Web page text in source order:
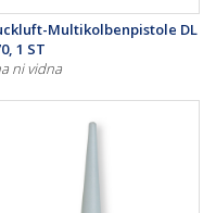
Multikolbenpistole DL
1 ST
ni vidna